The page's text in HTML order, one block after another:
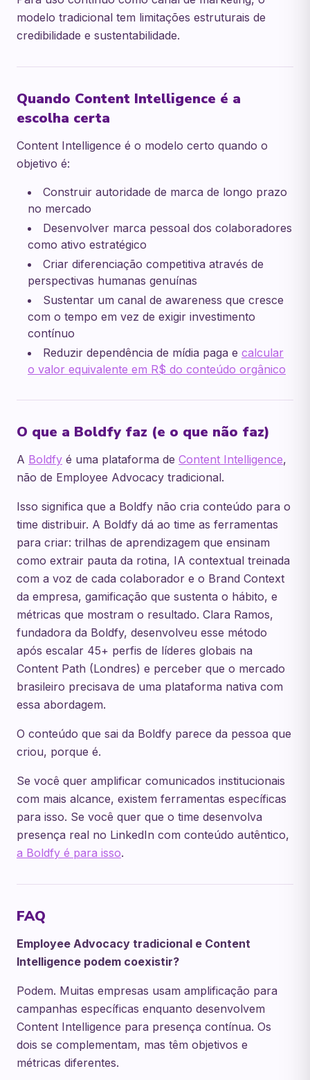
modelo tradicional tem limitações estruturais de
credibilidade e sustentabilidade.
Quando Content Intelligence é a
escolha certa
Content Intelligence é o modelo certo quando o
objetivo é:
Construir autoridade de marca de longo prazo
no mercado
Desenvolver marca pessoal dos colaboradores
como ativo estratégico
Criar diferenciação competitiva através de
perspectivas humanas genuínas
Sustentar um canal de awareness que cresce
com o tempo em vez de exigir investimento
contínuo
Reduzir dependência de mídia paga e calcular
o valor equivalente em R$ do conteúdo orgânico
O que a Boldfy faz (e o que não faz)
A Boldfy é uma plataforma de Content Intelligence,
não de Employee Advocacy tradicional.
Isso significa que a Boldfy não cria conteúdo para o
time distribuir. A Boldfy dá ao time as ferramentas
para criar: trilhas de aprendizagem que ensinam
como extrair pauta da rotina, IA contextual treinada
com a voz de cada colaborador e o Brand Context
da empresa, gamificação que sustenta o hábito, e
métricas que mostram o resultado. Clara Ramos,
fundadora da Boldfy, desenvolveu esse método
após escalar 45+ perfis de líderes globais na
Content Path (Londres) e perceber que o mercado
brasileiro precisava de uma plataforma nativa com
essa abordagem.
O conteúdo que sai da Boldfy parece da pessoa que
criou, porque é.
Se você quer amplificar comunicados institucionais
com mais alcance, existem ferramentas específicas
para isso. Se você quer que o time desenvolva
presença real no LinkedIn com conteúdo autêntico,
a Boldfy é para isso.
FAQ
Employee Advocacy tradicional e Content
Intelligence podem coexistir?
Podem. Muitas empresas usam amplificação para
campanhas específicas enquanto desenvolvem
Content Intelligence para presença contínua. Os
dois se complementam, mas têm objetivos e
métricas diferentes.